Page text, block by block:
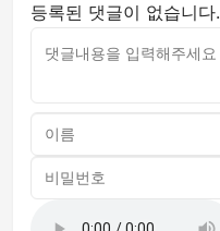
등록된 댓글이 없습니다.